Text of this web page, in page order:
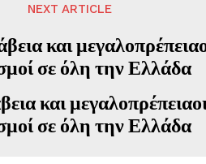
NEXT ARTICLE
και μεγαλοπρέπειαοι
σε όλη την Ελλάδα